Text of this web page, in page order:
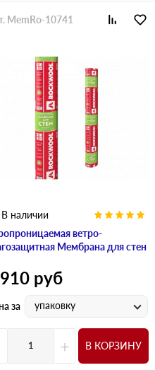
ветро-
Мембрана для стен
В наличии
MemRo-10741
руб
за упаковку
+ В КОРЗИНУ